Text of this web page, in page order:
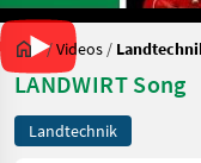
/Videos /
LANDWIRT Song
Landtechnik